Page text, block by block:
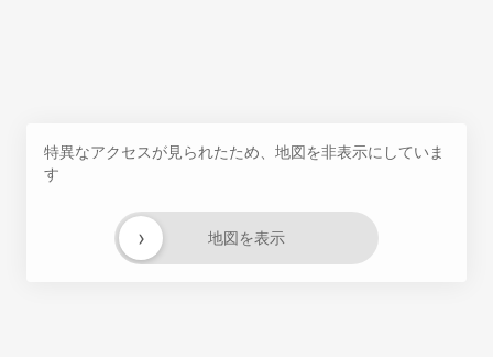
特異なアクセスが見られたため、地図を非表示にしていま
す
地図を表示
›